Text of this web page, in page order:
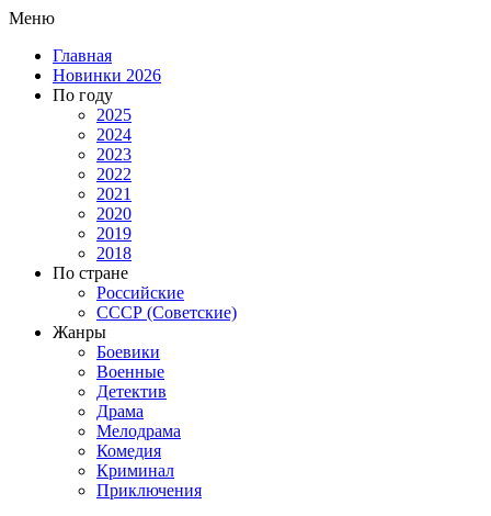
Меню
Главная
Новинки 2026
По году
2025
2024
2023
2022
2021
2020
2019
2018
По стране
Российские
СССР (Советские)
Жанры
Боевики
Военные
Детектив
Драма
Мелодрама
Комедия
Криминал
Приключения